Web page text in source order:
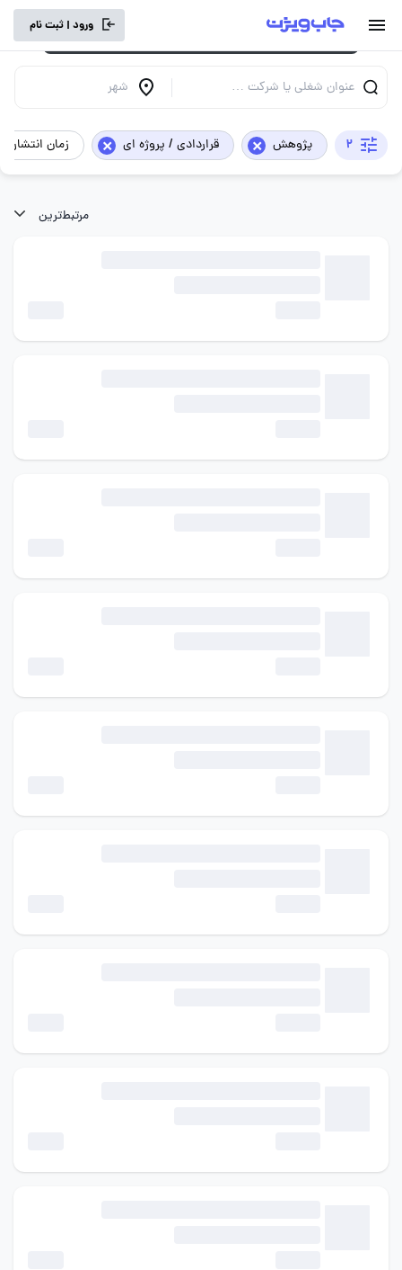
ورود | ثبت نام
عنوان شغلی یا شرکت … شهر
2 پژوهش × زمان انتشار قراردادی / پروژه ای ×
برای تجربه کاربری بهتر و سرعت بالاتر، vpn
خود را خاموش کنید.